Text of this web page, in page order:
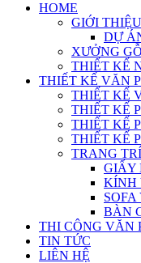
HOME
GIỚI THIỆU
DỰ
XƯỞNG GỖ
THIẾT KẾ
THIẾT KẾ VĂN
THIẾT KẾ
THIẾT KẾ
THIẾT KẾ
THIẾT KẾ
TRANG
GIẤY
KÍNH
BÀN
THI CÔNG VĂN
TIN TỨC
LIÊN HỆ